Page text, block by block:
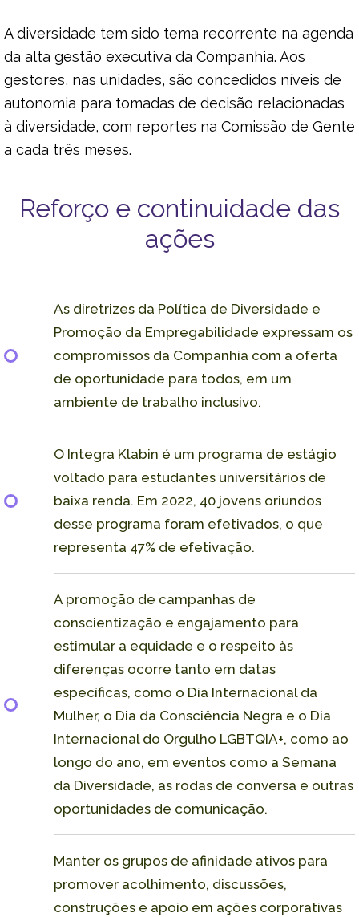
A diversidade tem sido tema recorrente na agenda
da alta gestão executiva da Companhia. Aos
gestores, nas unidades, são concedidos níveis de
autonomia para tomadas de decisão relacionadas
à diversidade, com reportes na Comissão de Gente
a cada três meses.
Reforço e continuidade das
ações
As diretrizes da Política de Diversidade e
Promoção da Empregabilidade expressam os
compromissos da Companhia com a oferta
de oportunidade para todos, em um
ambiente de trabalho inclusivo.
O Integra Klabin é um programa de estágio
voltado para estudantes universitários de
baixa renda. Em 2022, 40 jovens oriundos
desse programa foram efetivados, o que
representa 47% de efetivação.
A promoção de campanhas de
conscientização e engajamento para
estimular a equidade e o respeito às
diferenças ocorre tanto em datas
específicas, como o Dia Internacional da
Mulher, o Dia da Consciência Negra e o Dia
Internacional do Orgulho LGBTQIA+, como ao
longo do ano, em eventos como a Semana
da Diversidade, as rodas de conversa e outras
oportunidades de comunicação.
Manter os grupos de afinidade ativos para
promover acolhimento, discussões,
construções e apoio em ações corporativas